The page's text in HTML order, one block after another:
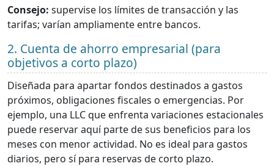
Consejo: supervise los límites de transacción y las
tarifas; varían ampliamente entre bancos.
2. Cuenta de ahorro empresarial (para
objetivos a corto plazo)
Diseñada para apartar fondos destinados a gastos
próximos, obligaciones fiscales o emergencias. Por
ejemplo, una LLC que enfrenta variaciones estacionales
puede reservar aquí parte de sus beneficios para los
meses con menor actividad. No es ideal para gastos
diarios, pero sí para reservas de corto plazo.